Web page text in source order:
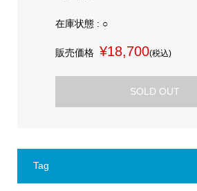
在庫状態 : ○
販売価格 ¥18,700(税込)
SOLD OUT
Tag